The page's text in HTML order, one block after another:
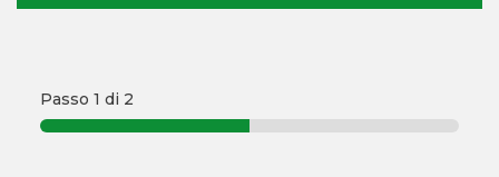
Passo 1 di 2